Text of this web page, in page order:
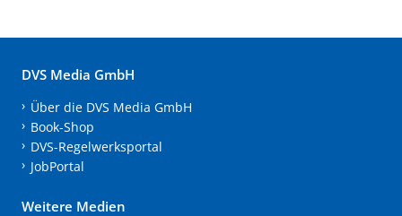
DVS Media GmbH
Über die DVS Media GmbH
Book-Shop
DVS-Regelwerksportal
JobPortal
Weitere Medien